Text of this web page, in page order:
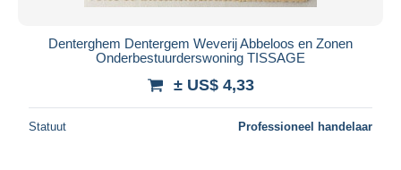
Denterghem Dentergem Weverij Abbeloos en Zonen
Onderbestuurderswoning TISSAGE
± US$ 4,33
Statuut Professioneel handelaar